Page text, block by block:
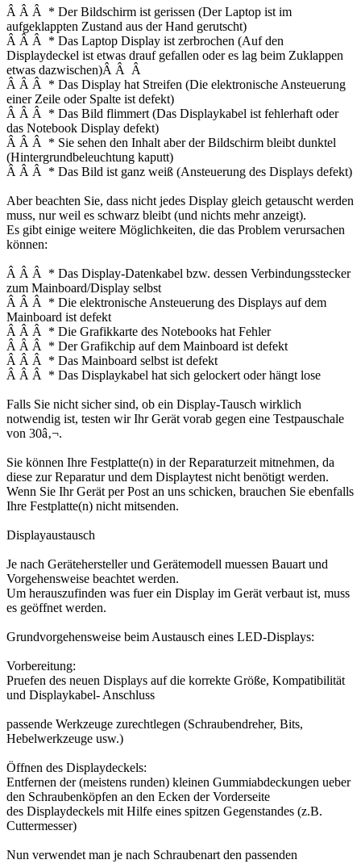
Â Â Â * Der Bildschirm ist gerissen (Der Laptop ist im
aufgeklappten Zustand aus der Hand gerutscht)
Â Â Â * Das Laptop Display ist zerbrochen (Auf den
Displaydeckel ist etwas drauf gefallen oder es lag beim Zuklappen
etwas dazwischen)Â Â Â
Â Â Â * Das Display hat Streifen (Die elektronische Ansteuerung
einer Zeile oder Spalte ist defekt)
Â Â Â * Das Bild flimmert (Das Displaykabel ist fehlerhaft oder
das Notebook Display defekt)
Â Â Â * Sie sehen den Inhalt aber der Bildschirm bleibt dunktel
(Hintergrundbeleuchtung kaputt)
Â Â Â * Das Bild ist ganz weiß (Ansteuerung des Displays defekt)
Aber beachten Sie, dass nicht jedes Display gleich getauscht werden
muss, nur weil es schwarz bleibt (und nichts mehr anzeigt).
Es gibt einige weitere Möglichkeiten, die das Problem verursachen
können:
Â Â Â * Das Display-Datenkabel bzw. dessen Verbindungsstecker
zum Mainboard/Display selbst
Â Â Â * Die elektronische Ansteuerung des Displays auf dem
Mainboard ist defekt
Â Â Â * Die Grafikkarte des Notebooks hat Fehler
Â Â Â * Der Grafikchip auf dem Mainboard ist defekt
Â Â Â * Das Mainboard selbst ist defekt
Â Â Â * Das Displaykabel hat sich gelockert oder hängt lose
Falls Sie nicht sicher sind, ob ein Display-Tausch wirklich
notwendig ist, testen wir Ihr Gerät vorab gegen eine Testpauschale
von 30â‚¬.
Sie können Ihre Festplatte(n) in der Reparaturzeit mitnehmen, da
diese zur Reparatur und dem Displaytest nicht benötigt werden.
Wenn Sie Ihr Gerät per Post an uns schicken, brauchen Sie ebenfalls
Ihre Festplatte(n) nicht mitsenden.
Displayaustausch
Je nach Gerätehersteller und Gerätemodell muessen Bauart und
Vorgehensweise beachtet werden.
Um herauszufinden was fuer ein Display im Gerät verbaut ist, muss
es geöffnet werden.
Grundvorgehensweise beim Austausch eines LED-Displays:
Vorbereitung:
Pruefen des neuen Displays auf die korrekte Größe, Kompatibilität
und Displaykabel- Anschluss
passende Werkzeuge zurechtlegen (Schraubendreher, Bits,
Hebelwerkzeuge usw.)
Öffnen des Displaydeckels:
Entfernen der (meistens runden) kleinen Gummiabdeckungen ueber
den Schraubenköpfen an den Ecken der Vorderseite
des Displaydeckels mit Hilfe eines spitzen Gegenstandes (z.B.
Cuttermesser)
Nun verwendet man je nach Schraubenart den passenden